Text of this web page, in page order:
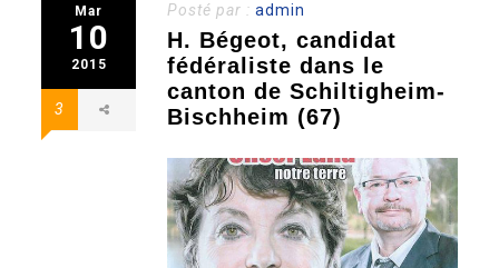
Mar
10
2015
3
Posté par :admin
H. Bégeot, candidat
fédéraliste dans le
canton de Schiltigheim-
Bischheim (67)